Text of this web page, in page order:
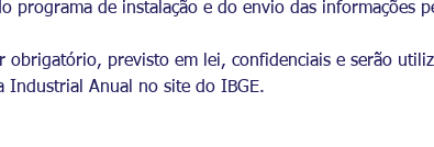
programa de instalação e do envio das informações
obrigatório, previsto em lei, confidenciais e serão
Industrial Anual no site do IBGE.